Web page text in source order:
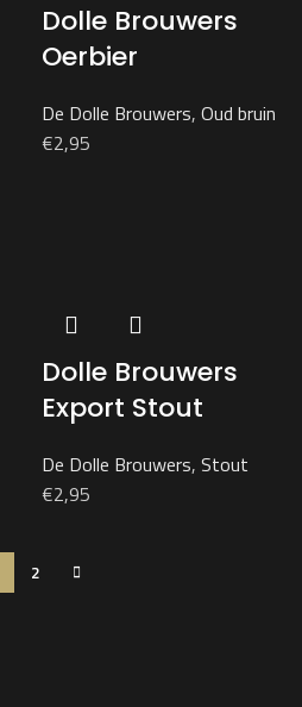
Dolle Brouwers
Oerbier
De Dolle Brouwers, Oud bruin
€2,95
Dolle Brouwers
Export Stout
De Dolle Brouwers, Stout
€2,95
2